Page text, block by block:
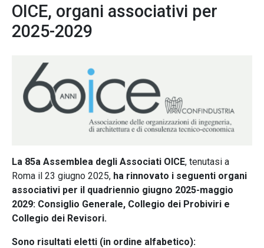
OICE, organi associativi per
2025-2029
La 85a Assemblea degli Associati OICE, tenutasi a
Roma il 23 giugno 2025, ha rinnovato i seguenti organi
associativi per il quadriennio giugno 2025-maggio
2029: Consiglio Generale, Collegio dei Probiviri e
Collegio dei Revisori.
Sono risultati eletti (in ordine alfabetico):